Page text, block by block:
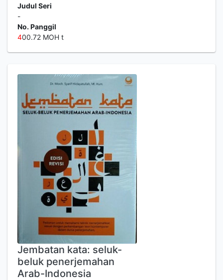
Judul Seri
-
No. Panggil
400.72 MOH t
Jembatan kata: seluk-
beluk penerjemahan
Arab-Indonesia